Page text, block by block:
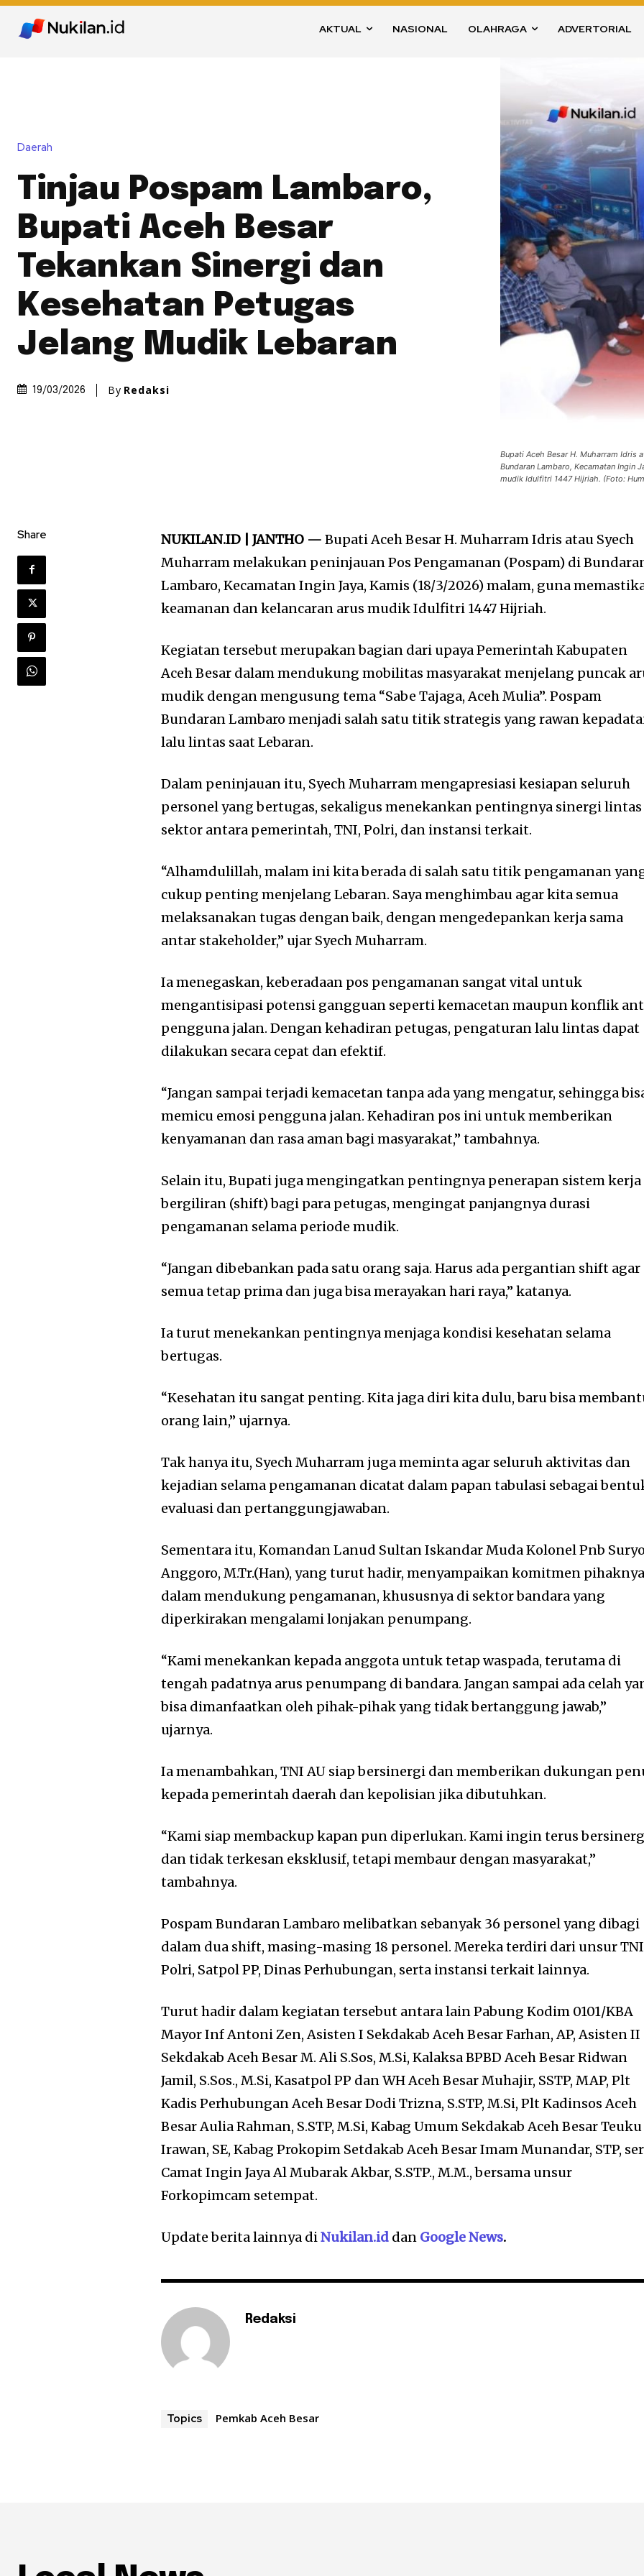
AKTUAL NASIONAL OLAHRAGA ADVERTORIAL
Daerah
Tinjau Pospam Lambaro,
Bupati Aceh Besar
Tekankan Sinergi dan
Kesehatan Petugas
Jelang Mudik Lebaran
19/03/2026 By Redaksi
Bupati Aceh Besar H. Muharram Idris
Bundaran Lambaro, Kecamatan Ingin
mudik Idulfitri 1447 Hijriah. (Foto:
Share NUKILAN.ID | JANTHO — Bupati Aceh Besar H. Muharram Idris atau Syech
Muharram melakukan peninjauan Pos Pengamanan (Pospam) di
Lambaro, Kecamatan Ingin Jaya, Kamis (18/3/2026) malam, guna
keamanan dan kelancaran arus mudik Idulfitri 1447 Hijriah.
Kegiatan tersebut merupakan bagian dari upaya Pemerintah Kabupaten
Aceh Besar dalam mendukung mobilitas masyarakat menjelang puncak
mudik dengan mengusung tema “Sabe Tajaga, Aceh Mulia”. Pospam
Bundaran Lambaro menjadi salah satu titik strategis yang rawan
lalu lintas saat Lebaran.
Dalam peninjauan itu, Syech Muharram mengapresiasi kesiapan seluruh
personel yang bertugas, sekaligus menekankan pentingnya sinergi lintas
sektor antara pemerintah, TNI, Polri, dan instansi terkait.
“Alhamdulillah, malam ini kita berada di salah satu titik pengamanan
cukup penting menjelang Lebaran. Saya menghimbau agar kita semua
melaksanakan tugas dengan baik, dengan mengedepankan kerja sama
antar stakeholder,” ujar Syech Muharram.
Ia menegaskan, keberadaan pos pengamanan sangat vital untuk
mengantisipasi potensi gangguan seperti kemacetan maupun konflik
pengguna jalan. Dengan kehadiran petugas, pengaturan lalu lintas dapat
dilakukan secara cepat dan efektif.
“Jangan sampai terjadi kemacetan tanpa ada yang mengatur, sehingga
memicu emosi pengguna jalan. Kehadiran pos ini untuk memberikan
kenyamanan dan rasa aman bagi masyarakat,” tambahnya.
Selain itu, Bupati juga mengingatkan pentingnya penerapan sistem kerja
bergiliran (shift) bagi para petugas, mengingat panjangnya durasi
pengamanan selama periode mudik.
“Jangan dibebankan pada satu orang saja. Harus ada pergantian shift agar
semua tetap prima dan juga bisa merayakan hari raya,” katanya.
Ia turut menekankan pentingnya menjaga kondisi kesehatan selama
bertugas.
“Kesehatan itu sangat penting. Kita jaga diri kita dulu, baru bisa
orang lain,” ujarnya.
Tak hanya itu, Syech Muharram juga meminta agar seluruh aktivitas dan
kejadian selama pengamanan dicatat dalam papan tabulasi sebagai
evaluasi dan pertanggungjawaban.
Sementara itu, Komandan Lanud Sultan Iskandar Muda Kolonel Pnb
Anggoro, M.Tr.(Han), yang turut hadir, menyampaikan komitmen
dalam mendukung pengamanan, khususnya di sektor bandara yang
diperkirakan mengalami lonjakan penumpang.
“Kami menekankan kepada anggota untuk tetap waspada, terutama di
tengah padatnya arus penumpang di bandara. Jangan sampai ada celah
bisa dimanfaatkan oleh pihak-pihak yang tidak bertanggung jawab,”
ujarnya.
Ia menambahkan, TNI AU siap bersinergi dan memberikan dukungan
kepada pemerintah daerah dan kepolisian jika dibutuhkan.
“Kami siap membackup kapan pun diperlukan. Kami ingin terus
dan tidak terkesan eksklusif, tetapi membaur dengan masyarakat,”
tambahnya.
Pospam Bundaran Lambaro melibatkan sebanyak 36 personel yang dibagi
dalam dua shift, masing-masing 18 personel. Mereka terdiri dari unsur
Polri, Satpol PP, Dinas Perhubungan, serta instansi terkait lainnya.
Turut hadir dalam kegiatan tersebut antara lain Pabung Kodim 0101/KBA
Mayor Inf Antoni Zen, Asisten I Sekdakab Aceh Besar Farhan, AP, Asisten II
Sekdakab Aceh Besar M. Ali S.Sos, M.Si, Kalaksa BPBD Aceh Besar Ridwan
Jamil, S.Sos., M.Si, Kasatpol PP dan WH Aceh Besar Muhajir, SSTP, MAP, Plt
Kadis Perhubungan Aceh Besar Dodi Trizna, S.STP, M.Si, Plt Kadinsos Aceh
Besar Aulia Rahman, S.STP, M.Si, Kabag Umum Sekdakab Aceh Besar Teuku
Irawan, SE, Kabag Prokopim Setdakab Aceh Besar Imam Munandar, STP,
Camat Ingin Jaya Al Mubarak Akbar, S.STP., M.M., bersama unsur
Forkopimcam setempat.
Update berita lainnya diNukilan.id dan Google News.
Redaksi
Topics Pemkab Aceh Besar